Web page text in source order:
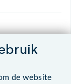
de website